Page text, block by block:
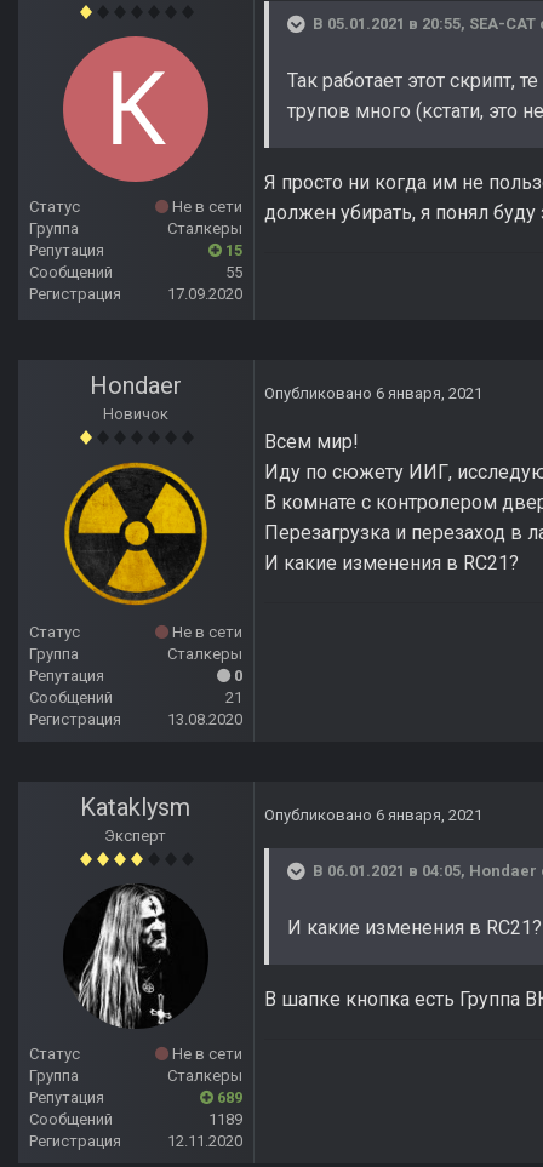
Статус
Не в сети
Группа
Сталкеры
Репутация
15
Сообщений
55
Регистрация
17.09.2020
В 05.01.2021 в 20:55, SEA-CAT
Так работает этот скрипт,
трупов много (кстати, это
Я просто ни когда им не
должен убирать, я понял буду
Hondaer
Новичок
Статус
Не в сети
Группа
Сталкеры
Репутация
0
Сообщений
21
Регистрация
13.08.2020
Опубликовано 6 января, 2021
Всем мир!
Иду по сюжету ИИГ,
В комнате с контролером
Перезагрузка и перезаход в
И какие изменения в RC21?
Kataklysm
Эксперт
Статус
Не в сети
Группа
Сталкеры
Репутация
689
Сообщений
1189
Регистрация
12.11.2020
Опубликовано 6 января, 2021
В 06.01.2021 в 04:05, Hondaer
И какие изменения в RC21?
В шапке кнопка есть Группа